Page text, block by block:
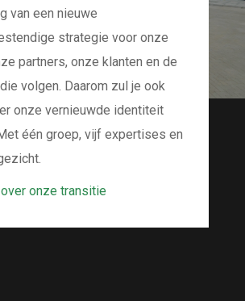
van een nieuwe
strategie voor onze
partners, onze klanten en de
volgen. Daarom zul je ook
onze vernieuwde identiteit
één groep, vijf expertises en
onze transitie